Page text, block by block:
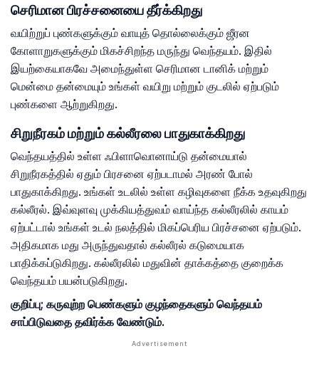
செரிமான பிரச்சனையை தீர்க்கிறது
வயிற்றுப் புண்களுக்கும் வாயுத் தொல்லைக்கும் ஜீரன
கோளாறுகளுக்கும் மிகச்சிறந்த மருந்து வெந்தயம். இதில்
இயற்கையாகவே அமைந்துள்ள செரிமான டானிக் மற்றும்
மென்மை தன்மையும் உங்கள் வயிறு மற்றும் குடலில் ஏற்படும்
புண்களை ஆற்றுகிறது.
சிறுநீரகம் மற்றும் கல்லீரலை பாதுகாக்கிறது
வெந்தயத்தில் உள்ள ஃபிளாவொனாய்டு தன்மையால்
சிறுநீரகத்தில் ஏதும் பிரசனை ஏற்படாமல் அரண் போல்
பாதுகாக்கிறது. உங்கள் உடலில் உள்ள கழிவுகளை நீக்க உதவுகிறது
கல்லீரல். இவ்வுளவு முக்கியத்துவம் வாய்ந்த கல்லீரலில் காயம்
ஏற்பட்டால் உங்கள் உடல் நலத்தில் மிகப்பெரிய பிரச்சனை ஏற்படும்.
அதிகமாக மது அருந்துவதால் கல்லீரல் கடுமையாக
பாதிக்கப்டுகிறது. கல்லீரலில் மதுவின் தாக்கத்தை குறைக்க
வெந்தயம் பயன்படுகிறது.
குறிப்பு; கருவுற்ற பெண்களும் குழந்தைகளும் வெந்தயம்
சாப்பிடுவதை தவிர்க்க வேண்டும்.